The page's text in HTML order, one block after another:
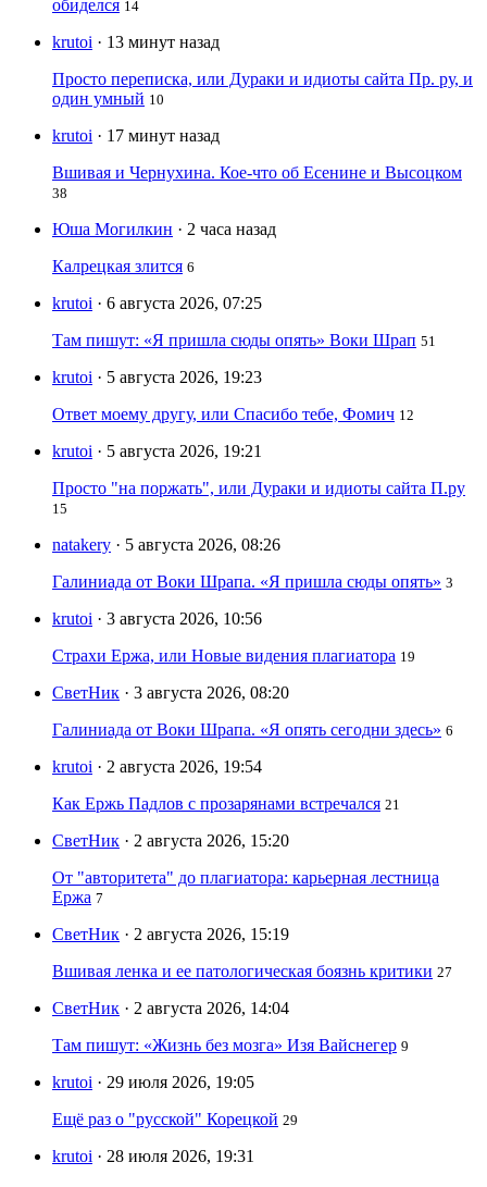
обиделся 14
krutoi · 13 минут назад
Просто переписка, или Дураки и идиоты сайта Пр. ру, и
один умный 10
krutoi · 17 минут назад
Вшивая и Чернухина. Кое-что об Есенине и Высоцком
38
Юша Могилкин · 2 часа назад
Калрецкая злится 6
krutoi · 6 августа 2026, 07:25
Там пишут: «Я пришла сюды опять» Воки Шрап 51
krutoi · 5 августа 2026, 19:23
Ответ моему другу, или Спасибо тебе, Фомич 12
krutoi · 5 августа 2026, 19:21
Просто "на поржать", или Дураки и идиоты сайта П.ру
15
natakery · 5 августа 2026, 08:26
Галиниада от Воки Шрапа. «Я пришла сюды опять» 3
krutoi · 3 августа 2026, 10:56
Страхи Ержа, или Новые видения плагиатора 19
СветНик · 3 августа 2026, 08:20
Галиниада от Воки Шрапа. «Я опять сегодни здесь» 6
krutoi · 2 августа 2026, 19:54
Как Ержь Падлов с прозарянами встречался 21
СветНик · 2 августа 2026, 15:20
От "авторитета" до плагиатора: карьерная лестница
Ержа 7
СветНик · 2 августа 2026, 15:19
Вшивая ленка и ее патологическая боязнь критики 27
СветНик · 2 августа 2026, 14:04
Там пишут: «Жизнь без мозга» Изя Вайснегер 9
krutoi · 29 июля 2026, 19:05
Ещё раз о "русской" Корецкой 29
krutoi · 28 июля 2026, 19:31